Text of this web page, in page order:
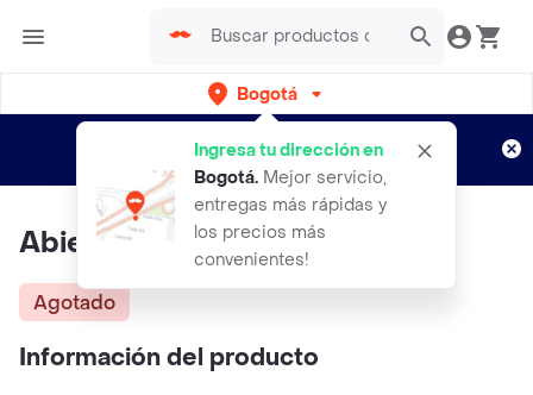
Bogotá
Ingresa tu dirección en
Bogotá. Mejor servicio,
entregas más rápidas y
los precios más
convenientes!
envíos gratis por semanas
Aplican TyC
Abierto
Agotado
Información del producto